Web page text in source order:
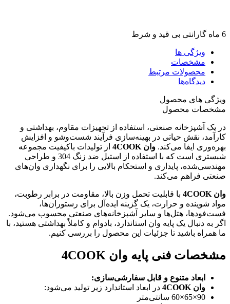
6 ماه گارانتی بی قید و شرط
ویژگی ها
مشخصات
محصولات مرتبط
دیدگاه‌ها
ویژگی های محصول
مشخصات محصول
در یک آشپزخانه صنعتی، استفاده از تجهیزات مقاوم، بهداشتی و
کارآمد، نقش حیاتی در بهینه‌سازی فرآیند شست‌وشو و افزایش
بهره‌وری ایفا می‌کند. وان 4COOK
از تولیدات باکیفیت مجموعه
شبستری است که با استفاده از استیل ضد زنگ 304 و طراحی
مهندسی‌شده، پایداری و استحکام بالایی را برای نگهداری وان‌های
صنعتی فراهم می‌کند.
وان 4COOK
با قابلیت تحمل وزن بالا، مقاومت در برابر رطوبت،
مواد شوینده و حرارت، یک گزینه ایده‌آل برای رستوران‌ها،
فست‌فودها، هتل‌ها و سایر آشپزخانه‌های صنعتی محسوب می‌شود.
اگر به دنبال یک پایه وان استاندارد، بادوام و کاملاً بهداشتی هستید، با
ما همراه باشید تا جزئیات این محصول را بررسی کنیم.
مشخصات فنی پایه وان 4COOK
ابعاد متنوع و قابل سفارشی‌سازی:
وان 4COOK
در ابعاد استاندارد زیر تولید می‌شود:
90×65×60 سانتی‌متر